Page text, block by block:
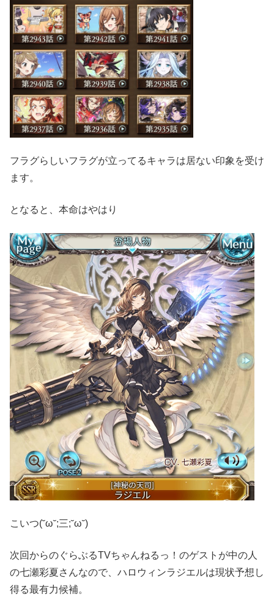
フラグらしいフラグが立ってるキャラは居ない印象を受け
ます。
となると、本命はやはり
こいつ(˘ω˘;三;˘ω˘)
次回からのぐらぶるTVちゃんねるっ！のゲストが中の人
の七瀬彩夏さんなので、ハロウィンラジエルは現状予想し
得る最有力候補。